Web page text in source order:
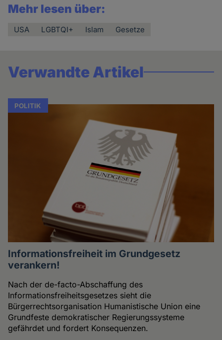
Mehr lesen über:
USA LGBTQI+ Islam Gesetze
Verwandte Artikel
POLITIK
Informationsfreiheit im Grundgesetz
verankern!
Nach der de-facto-Abschaffung des
Informationsfreiheitsgesetzes sieht die
Bürgerrechtsorganisation Humanistische Union eine
Grundfeste demokratischer Regierungssysteme
gefährdet und fordert Konsequenzen.